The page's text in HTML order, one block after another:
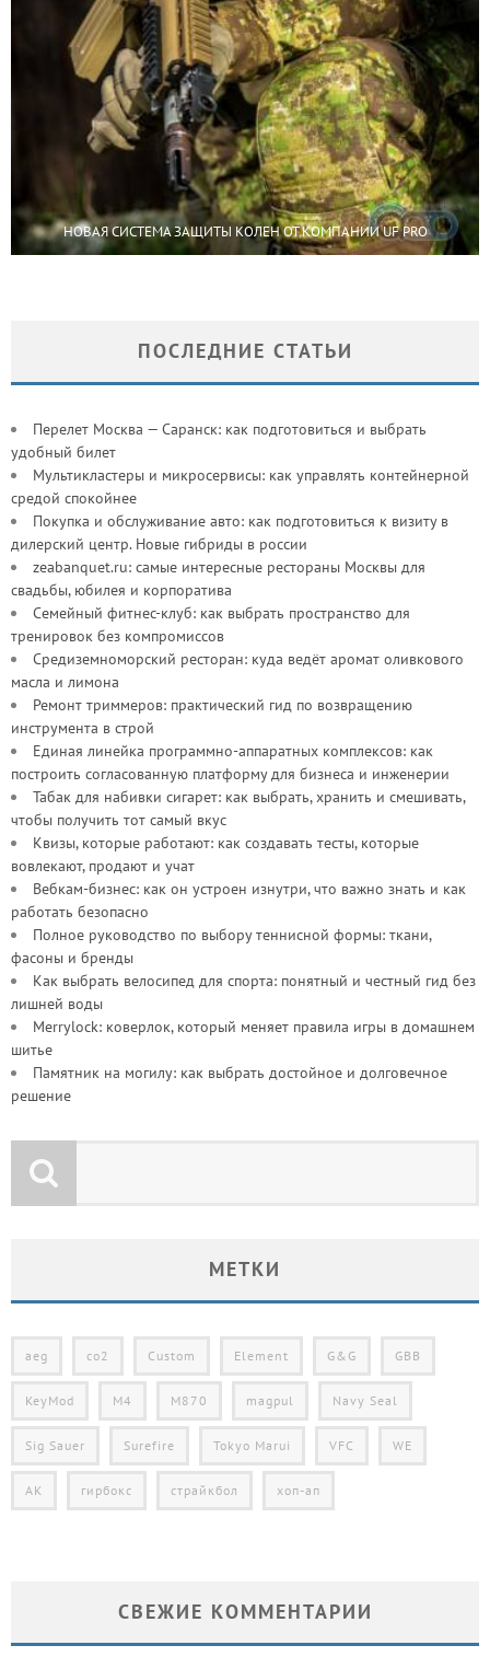
НОВАЯ СИСТЕМА ЗАЩИТЫ КОЛЕН ОТ КОМПАНИИ UF PRO
ПОСЛЕДНИЕ СТАТЬИ
Перелет Москва — Саранск: как подготовиться и выбрать
удобный билет
Мультикластеры и микросервисы: как управлять контейнерной
средой спокойнее
Покупка и обслуживание авто: как подготовиться к визиту в
дилерский центр. Новые гибриды в россии
zeabanquet.ru: самые интересные рестораны Москвы для
свадьбы, юбилея и корпоратива
Семейный фитнес-клуб: как выбрать пространство для
тренировок без компромиссов
Средиземноморский ресторан: куда ведёт аромат оливкового
масла и лимона
Ремонт триммеров: практический гид по возвращению
инструмента в строй
Единая линейка программно-аппаратных комплексов: как
построить согласованную платформу для бизнеса и инженерии
Табак для набивки сигарет: как выбрать, хранить и смешивать,
чтобы получить тот самый вкус
Квизы, которые работают: как создавать тесты, которые
вовлекают, продают и учат
Вебкам-бизнес: как он устроен изнутри, что важно знать и как
работать безопасно
Полное руководство по выбору теннисной формы: ткани,
фасоны и бренды
Как выбрать велосипед для спорта: понятный и честный гид без
лишней воды
Merrylock: коверлок, который меняет правила игры в домашнем
шитье
Памятник на могилу: как выбрать достойное и долговечное
решение
МЕТКИ
aeg co2 Custom Element G&G GBB
KeyMod M4 M870 magpul Navy Seal
Sig Sauer Surefire Tokyo Marui VFC WE
АК гирбокс страйкбол хоп-ап
СВЕЖИЕ КОММЕНТАРИИ